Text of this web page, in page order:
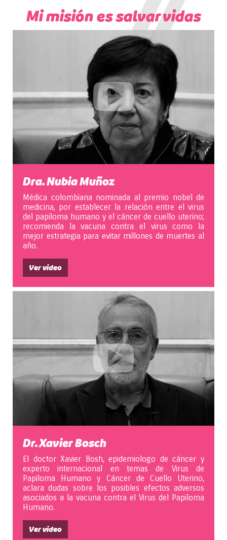
Mi misión es salvar vidas
Dra. Nubia Muñoz
Médica colombiana nominada al premio nobel de
medicina, por establecer la relación entre el virus
del papiloma humano y el cáncer de cuello uterino;
recomienda la vacuna contra el virus como la
mejor estrategia para evitar millones de muertes al
año.
Ver video
Dr. Xavier Bosch
El doctor Xavier Bosh, epidemiologo de cáncer y
experto internacional en temas de Virus de
Papiloma Humano y Cáncer de Cuello Uterino,
aclara dudas sobre los posibles efectos adversos
asociados a la vacuna contra el Virus del Papiloma
Humano.
Ver video